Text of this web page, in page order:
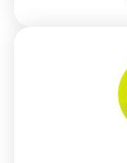
Popular VPN
Is using a VPN in